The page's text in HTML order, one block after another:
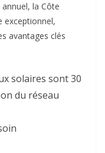
annuel, la Côte
exceptionnel,
avantages clés
solaires sont 30
du réseau